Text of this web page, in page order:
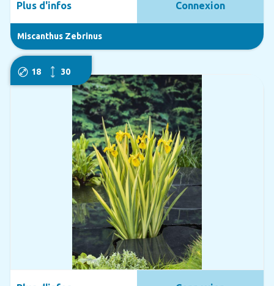
Miscanthus Zebrinus
Plus d'infos Connexion
18 30